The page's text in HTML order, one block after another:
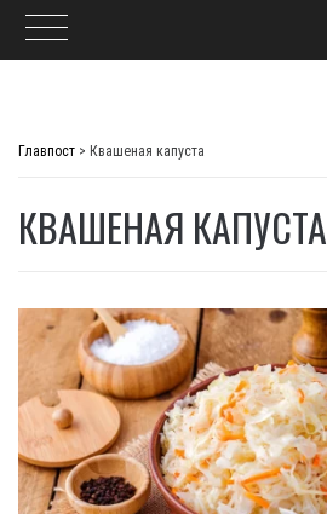
Главпост > Квашеная капуста
КВАШЕНАЯ КАПУСТА